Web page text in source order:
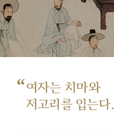
“여자는 치마와
저고리를 입는다.